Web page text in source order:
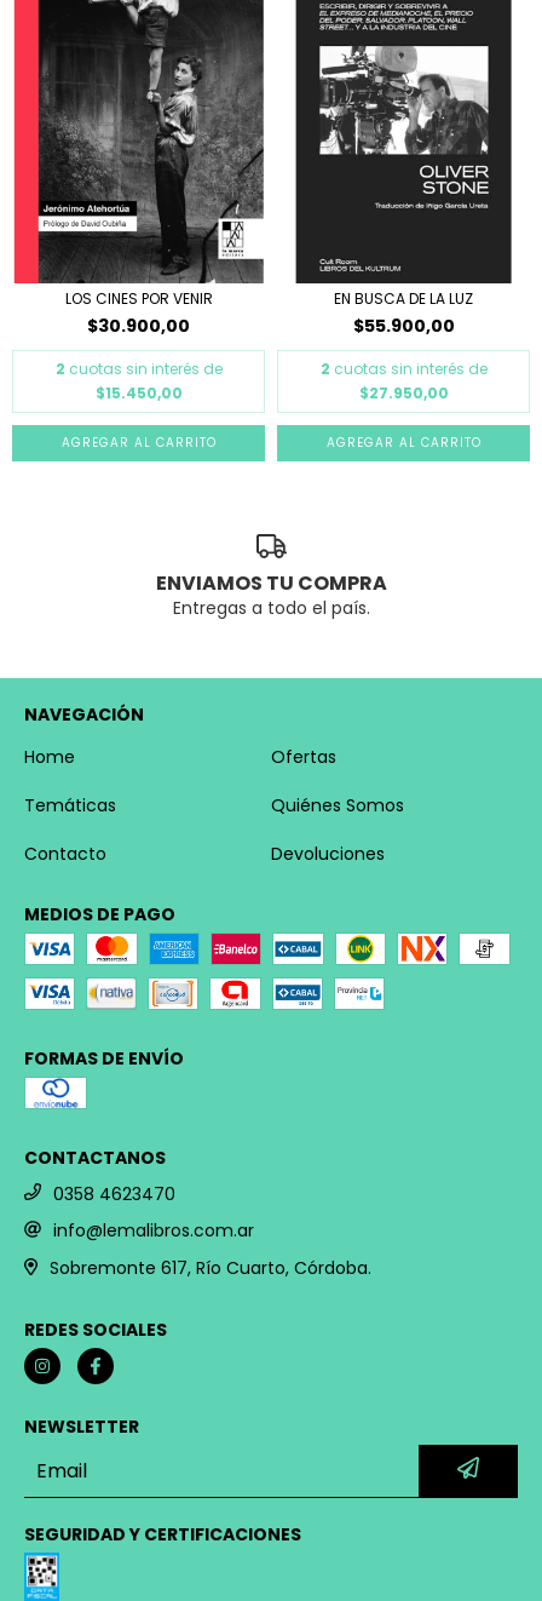
LOS CINES POR VENIR
$30.900,00
2 cuotas sin interés de
$15.450,00
EN BUSCA DE LA LUZ
$55.900,00
2 cuotas sin interés de
$27.950,00
ENVIAMOS TU COMPRA
Entregas a todo el país.
NAVEGACIÓN
Home
Ofertas
Temáticas
Quiénes Somos
Contacto
Devoluciones
MEDIOS DE PAGO
FORMAS DE ENVÍO
CONTACTANOS
0358 4623470
info@lemalibros.com.ar
Sobremonte 617, Río Cuarto, Córdoba.
REDES SOCIALES
NEWSLETTER
SEGURIDAD Y CERTIFICACIONES